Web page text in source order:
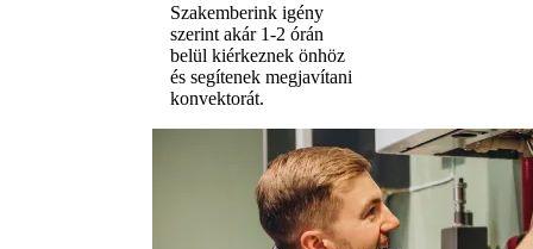
Szakemberink igény
szerint akár 1-2 órán
belül kiérkeznek önhöz
és segítenek megjavítani
konvektorát.